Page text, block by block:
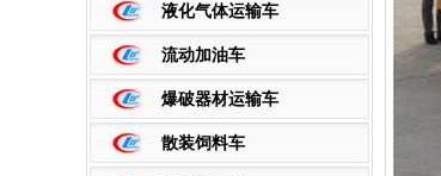
液化气体运输车
流动加油车
爆破器材运输车
散装饲料车